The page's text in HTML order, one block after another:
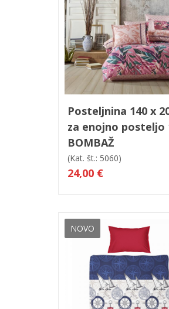
V košarico Hitri
Posteljnina 140 x
za enojno posteljo
BOMBAŽ
(Kat. št.: 5060)
24,00 €
NOVO